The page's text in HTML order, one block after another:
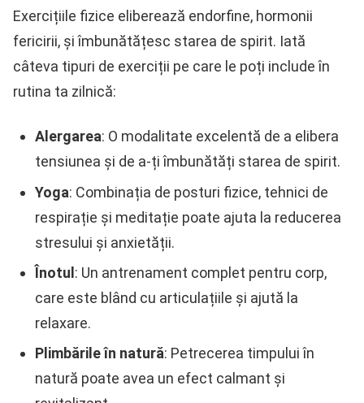
Exercițiile fizice eliberează endorfine, hormonii
fericirii, și îmbunătățesc starea de spirit. Iată
câteva tipuri de exerciții pe care le poți include în
rutina ta zilnică:
Alergarea: O modalitate excelentă de a elibera
tensiunea și de a-ți îmbunătăți starea de spirit.
Yoga: Combinația de posturi fizice, tehnici de
respirație și meditație poate ajuta la reducerea
stresului și anxietății.
Înotul : Un antrenament complet pentru corp,
care este blând cu articulațiile și ajută la
relaxare.
Plimbările în natură: Petrecerea timpului în
natură poate avea un efect calmant și